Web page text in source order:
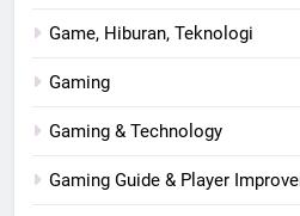
Game, Hiburan, Teknologi
Gaming
Gaming & Technology
Gaming Guide & Player